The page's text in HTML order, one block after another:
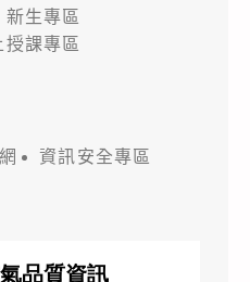
新生專區
授課專區
資訊安全專區